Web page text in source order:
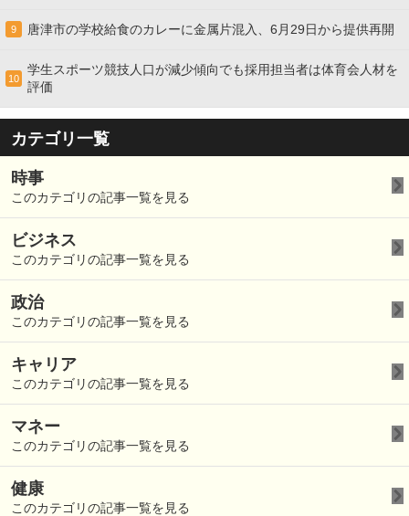
9 唐津市の学校給食のカレーに金属片混入、6月29日から提供再開
10
学生スポーツ競技人口が減少傾向でも採用担当者は体育会人材を
評価
カテゴリ一覧
時事
このカテゴリの記事一覧を見る
ビジネス
このカテゴリの記事一覧を見る
政治
このカテゴリの記事一覧を見る
キャリア
このカテゴリの記事一覧を見る
マネー
このカテゴリの記事一覧を見る
健康
このカテゴリの記事一覧を見る